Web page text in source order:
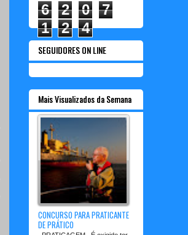
6 2 0
7
1
2 4
SEGUIDORES ON LINE
Mais Visualizados da Semana
CONCURSO PARA PRATICANTE
DE PRÁTICO